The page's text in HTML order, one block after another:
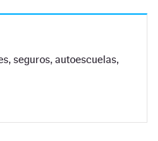
seguros, autoescuelas,